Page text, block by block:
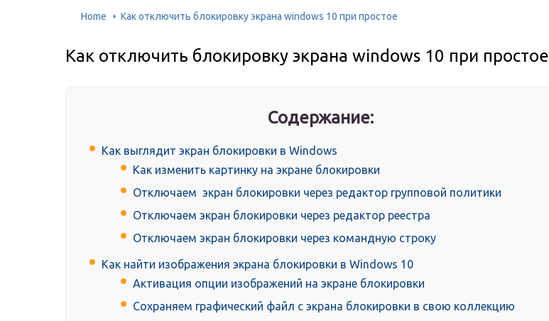
Home Как отключить блокировку экрана windows 10 при простое
Как отключить блокировку экрана windows 10 при простое
Содержание:
Как выглядит экран блокировки в Windows
Как изменить картинку на экране блокировки
Отключаем экран блокировки через редактор групповой политики
Отключаем экран блокировки через редактор реестра
Отключаем экран блокировки через командную строку
Как найти изображения экрана блокировки в Windows 10
Активация опции изображений на экране блокировки
Сохраняем графический файл с экрана блокировки в свою коллекцию